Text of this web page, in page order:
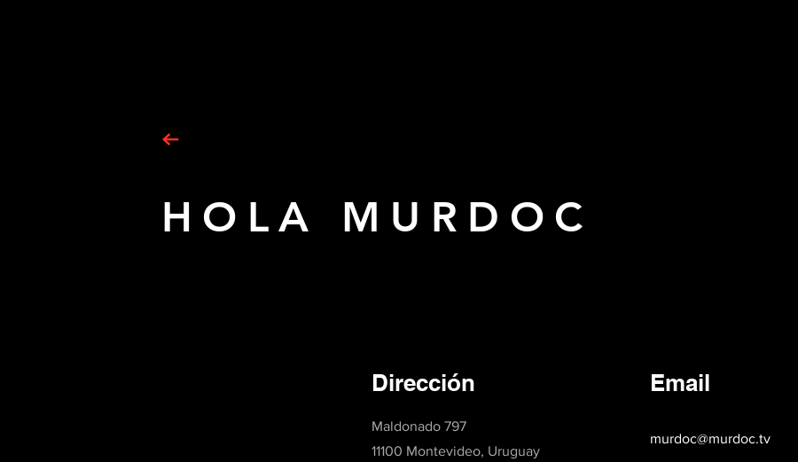
HOLA MURDOC
Dirección
Maldonado 797
11100 Montevideo, Uruguay
Email
murdoc@murdoc.tv